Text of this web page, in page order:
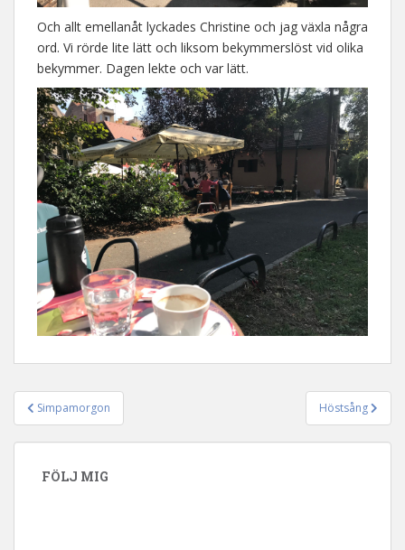
Och allt emellanåt lyckades Christine och jag växla några
ord. Vi rörde lite lätt och liksom bekymmerslöst vid olika
bekymmer. Dagen lekte och var lätt.
Inläggsnavigering
Simpamorgon Höstsång
FÖLJ MIG